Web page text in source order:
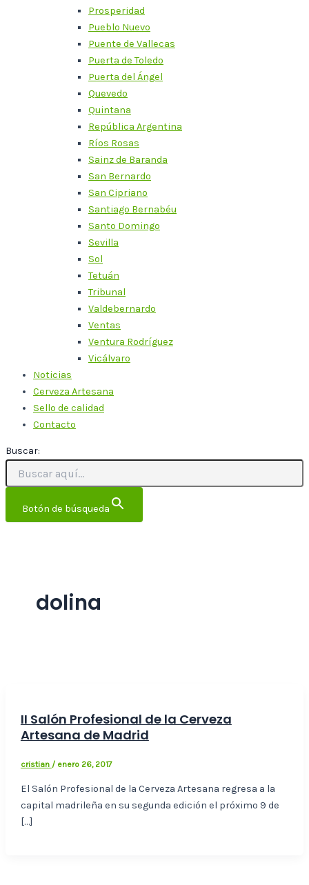
Prosperidad
Pueblo Nuevo
Puente de Vallecas
Puerta de Toledo
Puerta del Ángel
Quevedo
Quintana
República Argentina
Ríos Rosas
Sainz de Baranda
San Bernardo
San Cipriano
Santiago Bernabéu
Santo Domingo
Sevilla
Sol
Tetuán
Tribunal
Valdebernardo
Ventas
Ventura Rodríguez
Vicálvaro
Noticias
Cerveza Artesana
Sello de calidad
Contacto
Buscar:
Botón de búsqueda
dolina
II Salón Profesional de la Cerveza
Artesana de Madrid
cristian / enero 26, 2017
El Salón Profesional de la Cerveza Artesana regresa a la
capital madrileña en su segunda edición el próximo 9 de
[…]